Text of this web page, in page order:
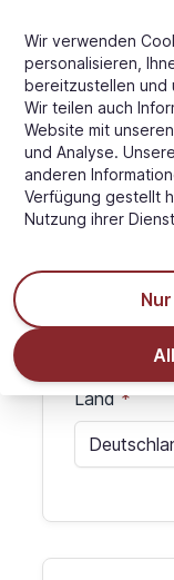
Stadt
Land
Wir verwenden
personalisieren,
bereitzustellen und
Wir teilen auch
Website mit
und Analyse.
anderen
Verfügung gestellt
Nutzung ihrer